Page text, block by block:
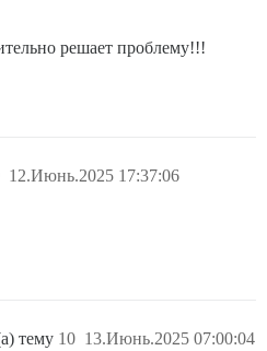
решает проблему!!!
12.Июнь.2025 17:37:06
тему 13.Июнь.2025 07:00:04
10